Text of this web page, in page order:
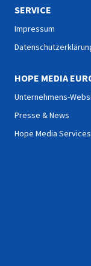
SERVICE
Impressum
HOPE MEDIA
Unternehmens-
Presse & News
Hope Media Services